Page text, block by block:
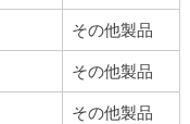
その他製品
その他製品
その他製品